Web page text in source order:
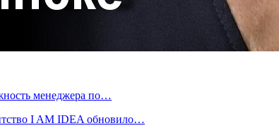
менеджера по…
I AM IDEA обновило…